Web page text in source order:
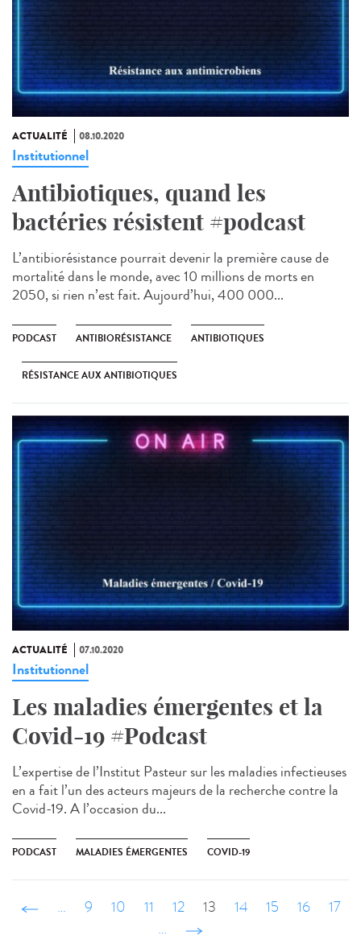
ACTUALITÉ 08.10.2020
Institutionnel
Antibiotiques, quand les
bactéries résistent #podcast
L’antibiorésistance pourrait devenir la première cause de
mortalité dans le monde, avec 10 millions de morts en
2050, si rien n’est fait. Aujourd’hui, 400 000...
PODCAST ANTIBIORÉSISTANCE ANTIBIOTIQUES
RÉSISTANCE AUX ANTIBIOTIQUES
ACTUALITÉ 07.10.2020
Institutionnel
Les maladies émergentes et la
Covid-19 #Podcast
L’expertise de l’Institut Pasteur sur les maladies infectieuses
en a fait l’un des acteurs majeurs de la recherche contre la
Covid-19. A l’occasion du...
PODCAST MALADIES ÉMERGENTES COVID-19
‹ précédent
… 9 10 11 12 13 14 15 16
17
…
suivant ›